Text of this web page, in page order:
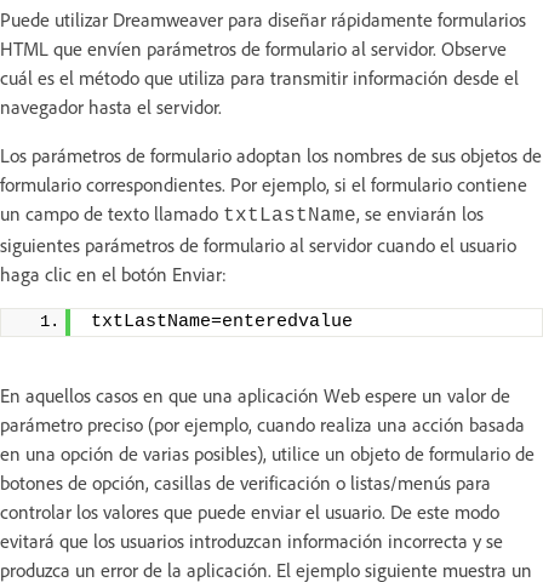
Puede utilizar Dreamweaver para diseñar rápidamente formularios
HTML que envíen parámetros de formulario al servidor. Observe
cuál es el método que utiliza para transmitir información desde el
navegador hasta el servidor.
Los parámetros de formulario adoptan los nombres de sus objetos de
formulario correspondientes. Por ejemplo, si el formulario contiene
un campo de texto llamado txtLastName, se enviarán los
siguientes parámetros de formulario al servidor cuando el usuario
haga clic en el botón Enviar:
txtLastName=enteredvalue
En aquellos casos en que una aplicación Web espere un valor de
parámetro preciso (por ejemplo, cuando realiza una acción basada
en una opción de varias posibles), utilice un objeto de formulario de
botones de opción, casillas de verificación o listas/menús para
controlar los valores que puede enviar el usuario. De este modo
evitará que los usuarios introduzcan información incorrecta y se
produzca un error de la aplicación. El ejemplo siguiente muestra un